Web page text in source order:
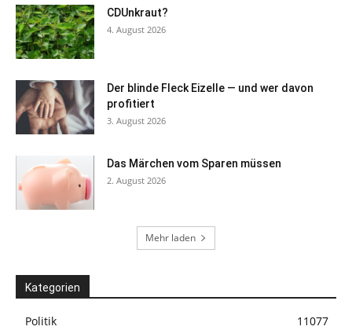
CDUnkraut?
4. August 2026
Der blinde Fleck Eizelle — und wer davon
profitiert
3. August 2026
Das Märchen vom Sparen müssen
2. August 2026
Mehr laden
Kategorien
Politik
11077